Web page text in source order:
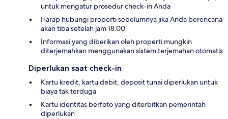
untuk mengatur prosedur check-in Anda
Harap hubungi properti sebelumnya jika Anda berencana
akan tiba setelah jam 18.00
Informasi yang diberikan oleh properti mungkin
diterjemahkan menggunakan sistem terjemahan otomatis
Diperlukan saat check-in
Kartu kredit, kartu debit, deposit tunai diperlukan untuk
biaya tak terduga
Kartu identitas berfoto yang diterbitkan pemerintah
diperlukan